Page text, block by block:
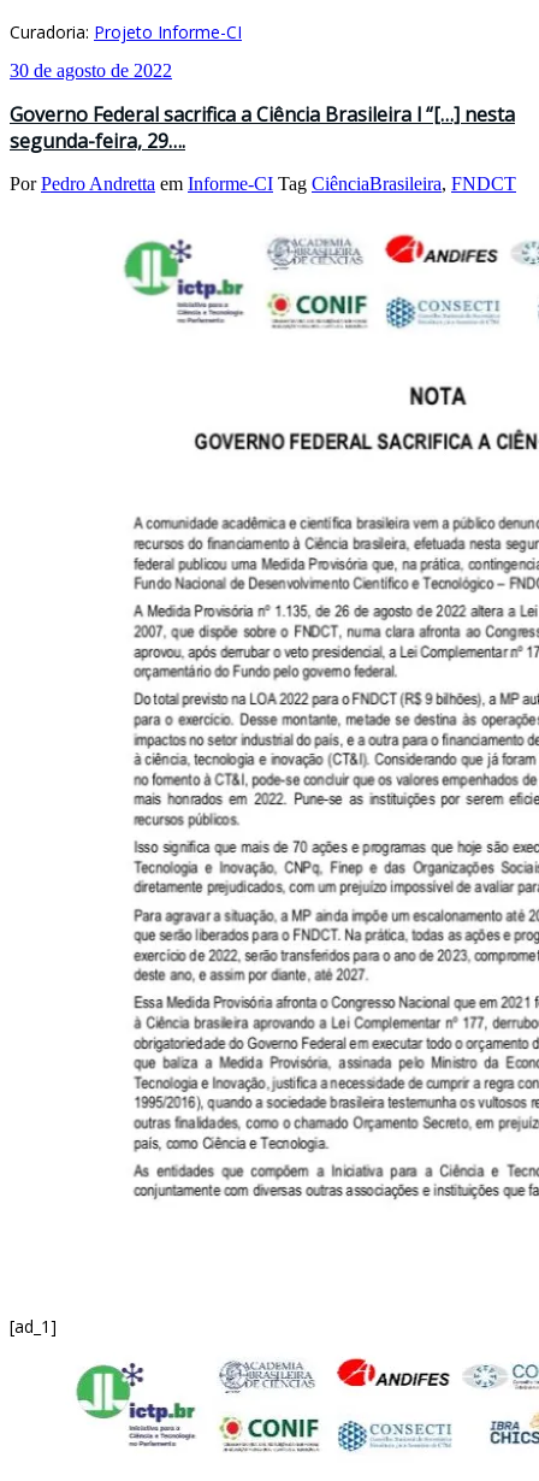
Curadoria: Projeto Informe-CI
30 de agosto de 2022
Governo Federal sacrifica a Ciência Brasileira l “[…] nesta
segunda-feira, 29….
PorPedro Andretta em Informe-CI Tag CiênciaBrasileira, FNDCT
[ad_1]